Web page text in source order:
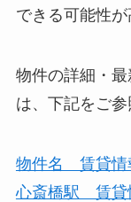
できる可能性が
物件の詳細・
は、下記をご参
物件名 賃貸情
心斎橋駅 賃貸